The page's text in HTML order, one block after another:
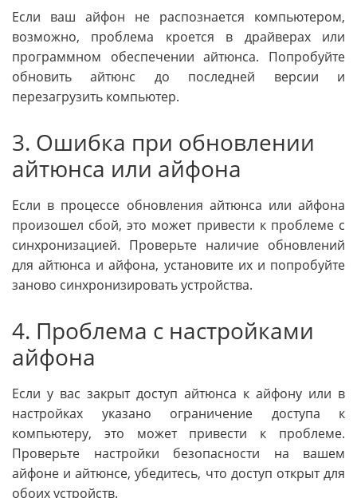
Если ваш айфон не распознается компьютером,
возможно, проблема кроется в драйверах или
программном обеспечении айтюнса. Попробуйте
обновить айтюнс до последней версии и
перезагрузить компьютер.
3. Ошибка при обновлении
айтюнса или айфона
Если в процессе обновления айтюнса или айфона
произошел сбой, это может привести к проблеме с
синхронизацией. Проверьте наличие обновлений
для айтюнса и айфона, установите их и попробуйте
заново синхронизировать устройства.
4. Проблема с настройками
айфона
Если у вас закрыт доступ айтюнса к айфону или в
настройках указано ограничение доступа к
компьютеру, это может привести к проблеме.
Проверьте настройки безопасности на вашем
айфоне и айтюнсе, убедитесь, что доступ открыт для
обоих устройств.